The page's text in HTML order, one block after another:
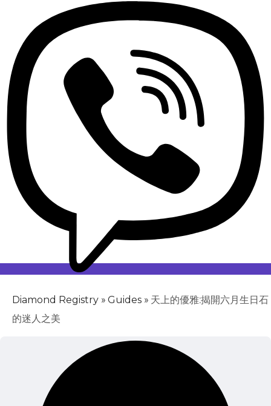
Diamond Registry » Guides » 天上的優雅:揭開六月生日石
的迷人之美